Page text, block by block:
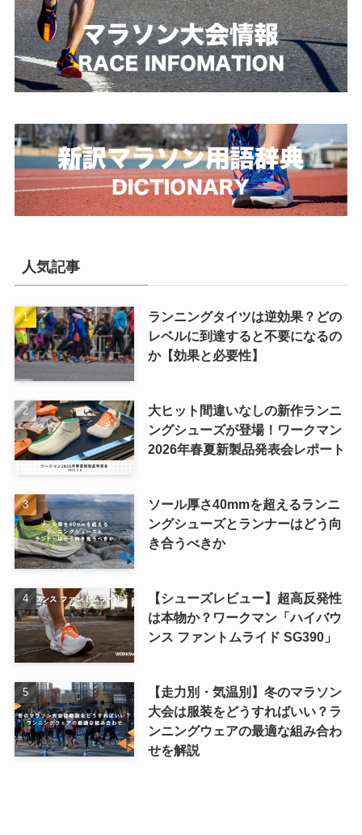
人気記事
ランニングタイツは逆効果？どの
レベルに到達すると不要になるの
か【効果と必要性】
大ヒット間違いなしの新作ランニ
ングシューズが登場！ワークマン
2026年春夏新製品発表会レポート
ソール厚さ40mmを超えるランニ
ングシューズとランナーはどう向
き合うべきか
【シューズレビュー】超高反発性
は本物か？ワークマン「ハイバウ
ンス ファントムライド SG390」
【走力別・気温別】冬のマラソン
大会は服装をどうすればいい？ラ
ンニングウェアの最適な組み合わ
せを解説